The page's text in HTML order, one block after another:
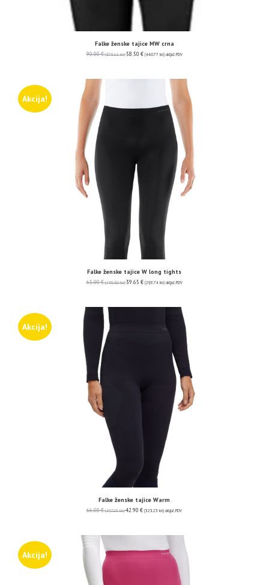
Falke ženske tajice MW crna
90.00€ (678.11 kn) 58.50 € (440.77 kn) uključ. PDV
Akcija!
Falke ženske tajice W long tights
61.00€ (459.60 kn) 39.65 € (298.74 kn) uključ. PDV
Akcija!
Falke ženske tajice Warm
66.00€ (497.28 kn) 42.90 € (323.23 kn) uključ. PDV
Akcija!